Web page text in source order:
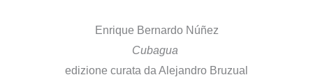
Enrique Bernardo Núñez
Cubagua
edizione curata da Alejandro Bruzual